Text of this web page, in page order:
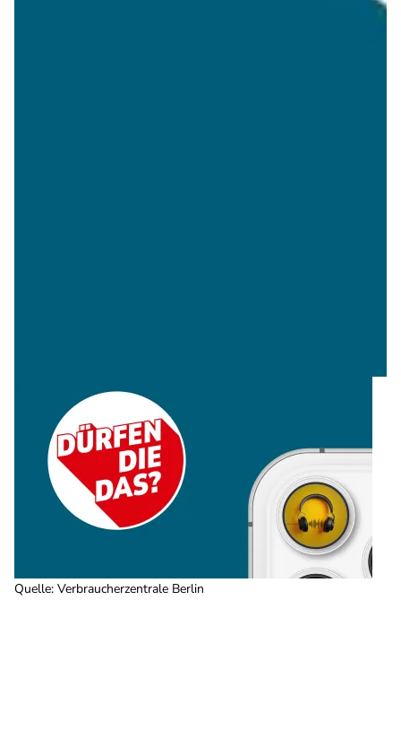
Quelle: Verbraucherzentrale Berlin